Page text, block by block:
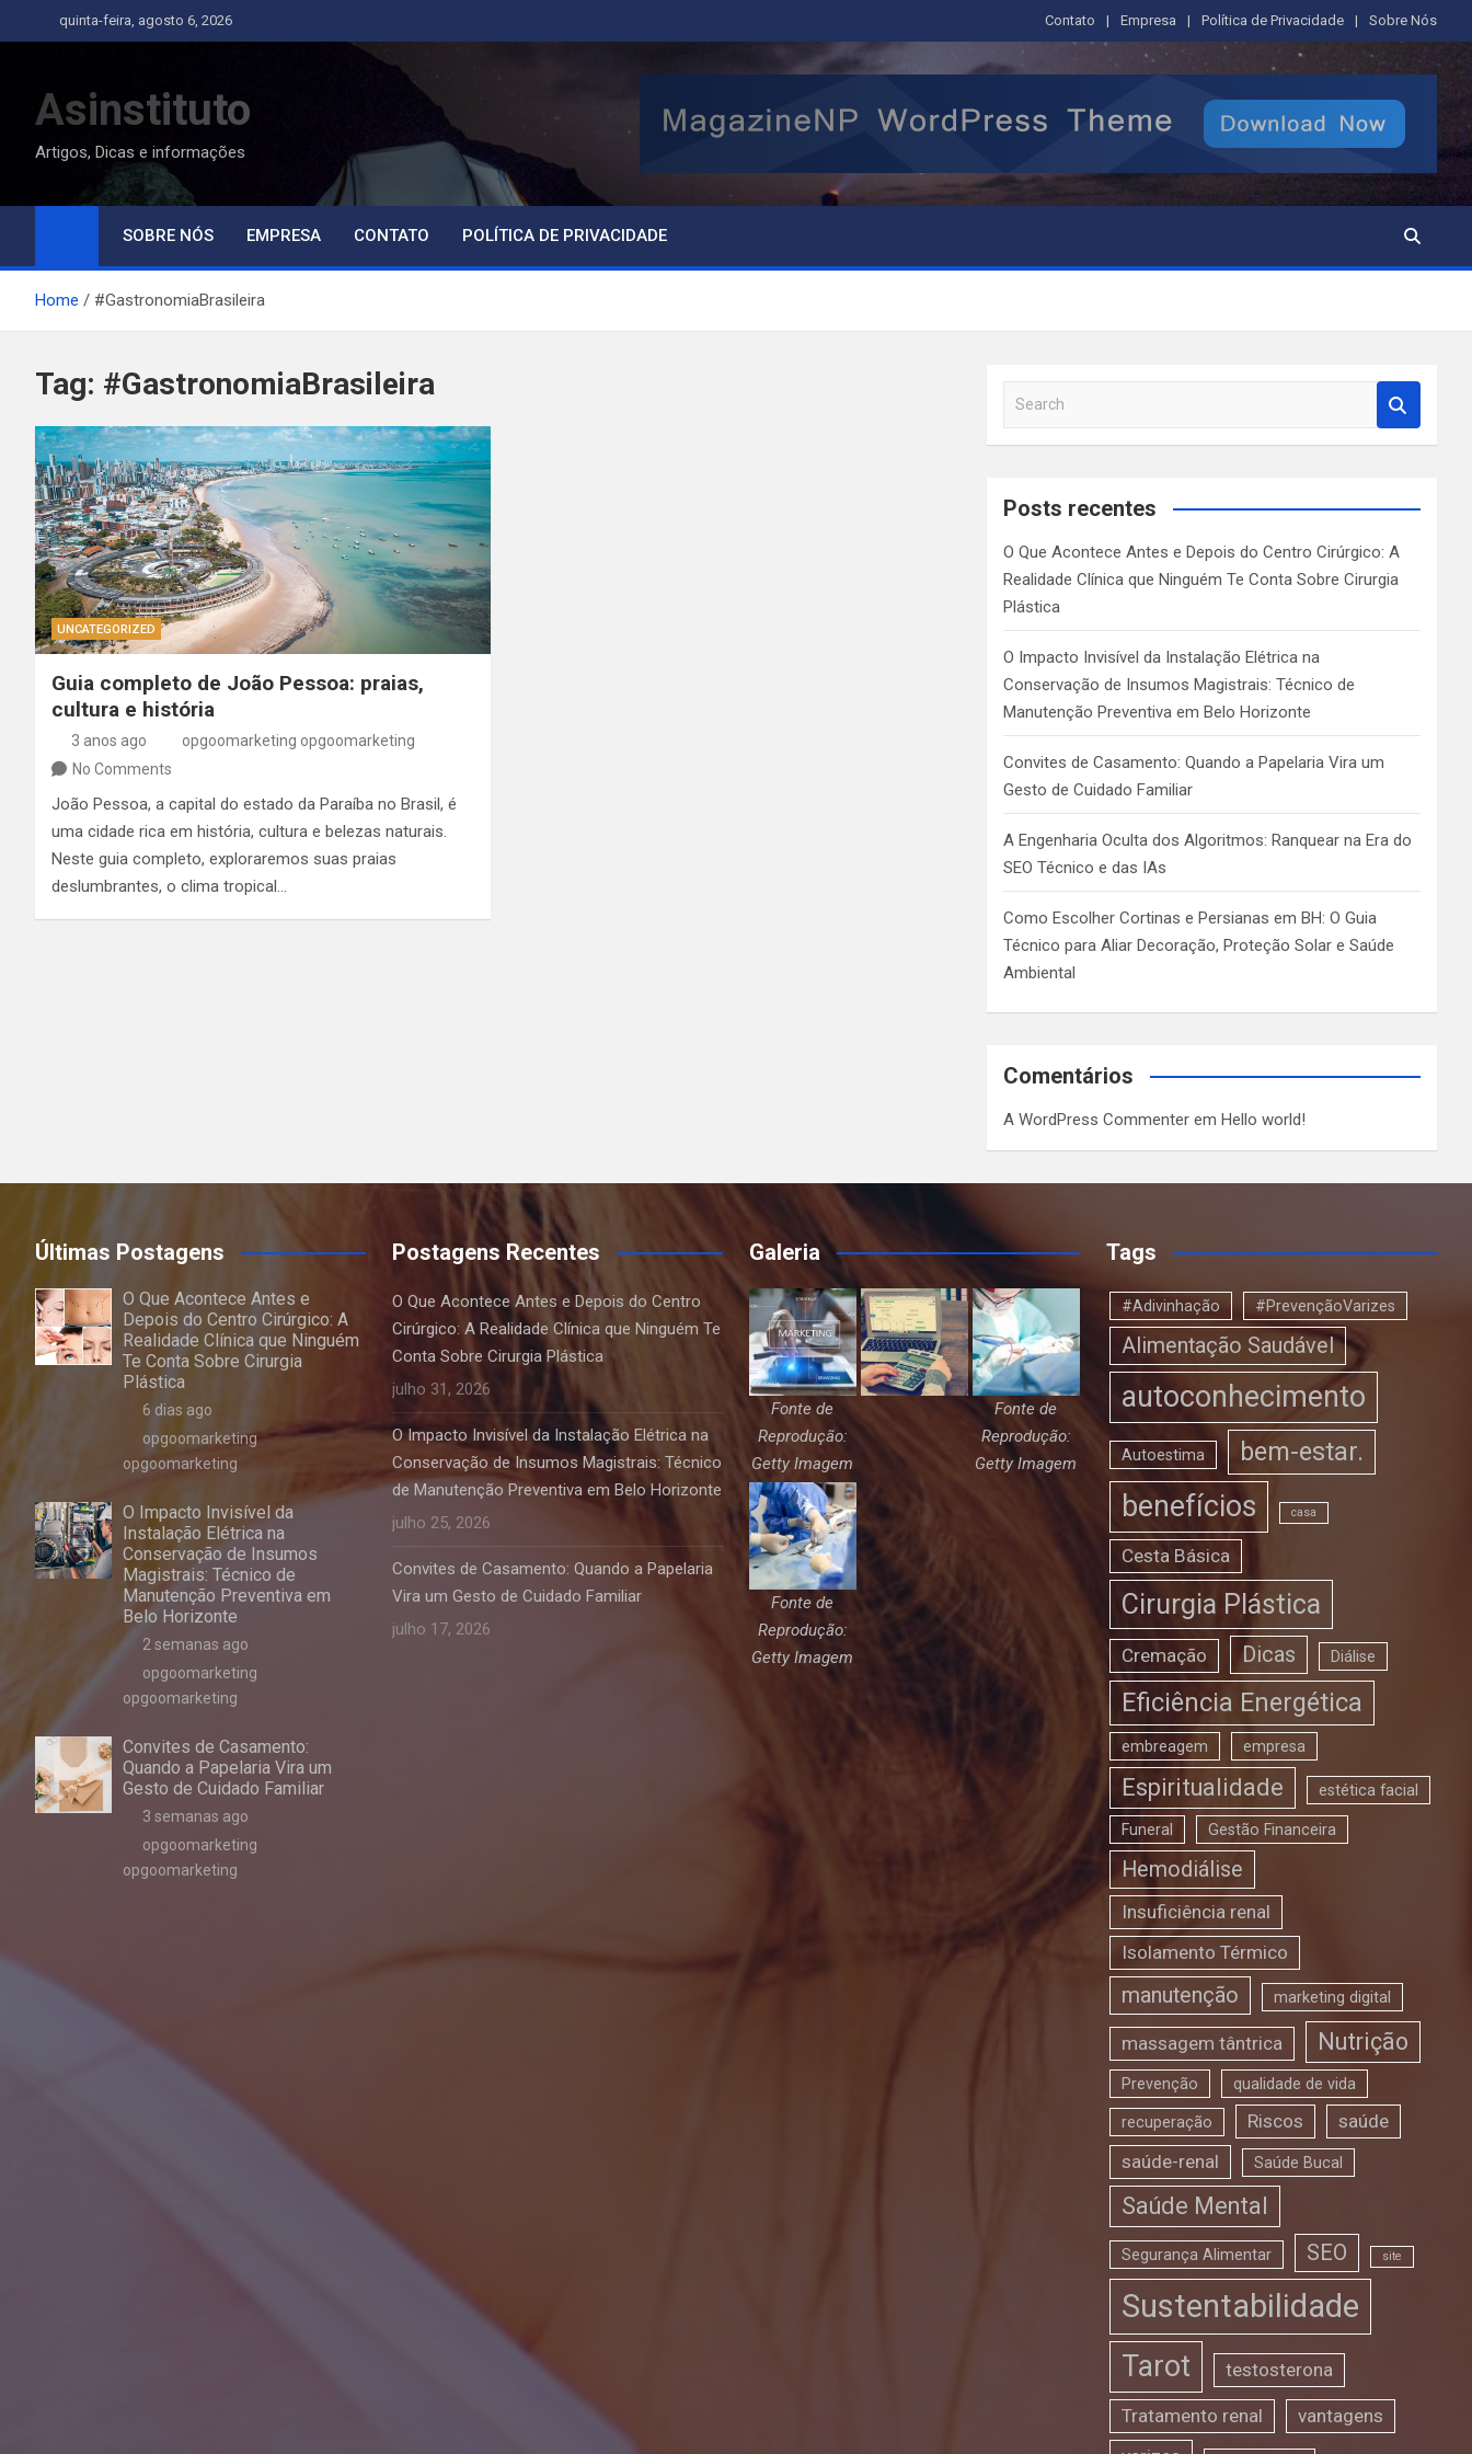
to
quinta-feira, agosto 6, 2026 Contato Empresa Política de Privacidade Sobre Nós
Asinstituto
Artigos, Dicas e informações
SOBRE NÓS EMPRESA CONTATO POLÍTICA DE PRIVACIDADE
Home #GastronomiaBrasileira
Tag: #GastronomiaBrasileira
UNCATEGORIZED
Guia completo de João Pessoa: praias,
cultura e história
3 anos ago
opgoomarketing opgoomarketing
No Comments
João Pessoa, a capital do estado da Paraíba no Brasil, é
uma cidade rica em história, cultura e belezas naturais.
Neste guia completo, exploraremos suas praias
deslumbrantes, o clima tropical…
a
c
Posts recentes
O Que Acontece Antes e Depois do Centro Cirúrgico: A
Realidade Clínica que Ninguém Te Conta Sobre Cirurgia
Plástica
O Impacto Invisível da Instalação Elétrica na
Conservação de Insumos Magistrais: Técnico de
Manutenção Preventiva em Belo Horizonte
Convites de Casamento: Quando a Papelaria Vira um
Gesto de Cuidado Familiar
A Engenharia Oculta dos Algoritmos: Ranquear na Era do
SEO Técnico e das IAs
Como Escolher Cortinas e Persianas em BH: O Guia
Técnico para Aliar Decoração, Proteção Solar e Saúde
Ambiental
Comentários
A WordPress Commenter emHello world!
Últimas Postagens
O Que Acontece Antes e
Depois do Centro Cirúrgico: A
Realidade Clínica que Ninguém
Te Conta Sobre Cirurgia
Plástica
6 dias ago
opgoomarketing
opgoomarketing
O Impacto Invisível da
Instalação Elétrica na
Conservação de Insumos
Magistrais: Técnico de
Manutenção Preventiva em
Belo Horizonte
2 semanas ago
opgoomarketing
opgoomarketing
Convites de Casamento:
Quando a Papelaria Vira um
Gesto de Cuidado Familiar
3 semanas ago
opgoomarketing
opgoomarketing
Postagens Recentes
O Que Acontece Antes e Depois do Centro
Cirúrgico: A Realidade Clínica que Ninguém Te
Conta Sobre Cirurgia Plástica
julho 31, 2026
O Impacto Invisível da Instalação Elétrica na
Conservação de Insumos Magistrais: Técnico
de Manutenção Preventiva em Belo Horizonte
julho 25, 2026
Convites de Casamento: Quando a Papelaria
Vira um Gesto de Cuidado Familiar
julho 17, 2026
Galeria
Fonte de
Reprodução:
Getty Imagem
Fonte de
Reprodução:
Getty Imagem
Fonte de
Reprodução:
Getty Imagem
Tags
#Adivinhação #PrevençãoVarizes
Alimentação Saudável
autoconhecimento
Autoestima bem-estar.
benefícios casa
Cesta Básica
Cirurgia Plástica
Cremação Dicas Diálise
Eficiência Energética
embreagem empresa
Espiritualidade estética facial
Funeral Gestão Financeira
Hemodiálise
Insuficiência renal
Isolamento Térmico
manutenção marketing digital
massagem tântrica Nutrição
Prevenção qualidade de vida
recuperação Riscos
saúde
saúde-renal
Saúde Bucal
Saúde Mental
Segurança Alimentar SEO site
Sustentabilidade
Tarot testosterona
Tratamento renal
vantagens